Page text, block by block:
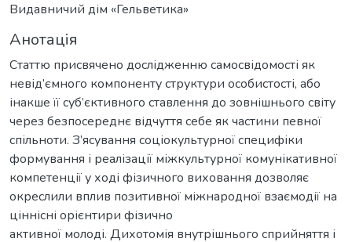
Видавничий дім «Гельветика»
Анотація
Статтю присвячено дослідженню самосвідомості як
невід’ємного компоненту структури особистості, або
інакше її суб’єктивного ставлення до зовнішнього світу
через безпосереднє відчуття себе як частини певної
спільноти. З’ясування соціокультурної специфіки
формування і реалізації міжкультурної комунікативної
компетенції у ході фізичного виховання дозволяє
окреслили вплив позитивної міжнародної взаємодії на
ціннісні орієнтири фізично
активної молоді. Дихотомія внутрішнього сприйняття і